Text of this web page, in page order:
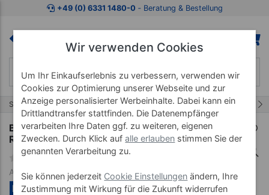
Zum Kaufbereich springen Zur Produktbeschreibung
+49 (0) 6331 1480-0 ‐ Beratung & Bestellung
Start Lagerungsmaterial Kopfkissen 1/25
BLACKROLL Pillowcase Active, Kissenbezug für
Recovery Pillow
Art-Nr. 21598--20
NEU
Wir verwenden Cookies
Um Ihr Einkaufserlebnis zu verbessern, verwenden wir
Cookies zur Optimierung unserer Webseite und zur
Anzeige personalisierter Werbeinhalte. Dabei kann ein
Drittlandtransfer stattfinden. Die Datenempfänger
verarbeiten Ihre Daten ggf. zu weiteren, eigenen
Zwecken. Durch Klick aufalle erlauben stimmen Sie der
genannten Verarbeitung zu.
Sie können jederzeit Cookie Einstellungen ändern, Ihre
Zustimmung mit Wirkung für die Zukunft widerrufen